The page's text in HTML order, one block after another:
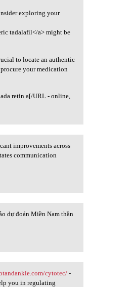
exploring your
tadalafil</a> might be
to locate an authentic
your medication
retin a[/URL - online,
improvements across
communication
dự đoán Miền Nam thần
cytotec/ -
you in regulating